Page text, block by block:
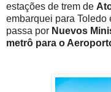
estações de trem de
embarquei para Toledo
passa por Nuevos
metrô para o